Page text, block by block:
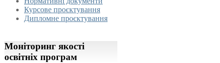
Курсове проєктування
Дипломне проєктування
Моніторинг якості
освітніх програм